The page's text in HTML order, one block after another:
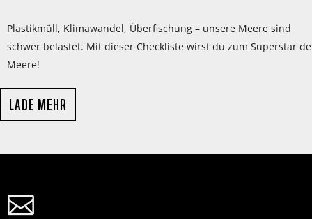
Plastikmüll, Klimawandel, Überfischung – unsere Meere sind
schwer belastet. Mit dieser Checkliste wirst du zum Superstar
Meere!
LADE MEHR